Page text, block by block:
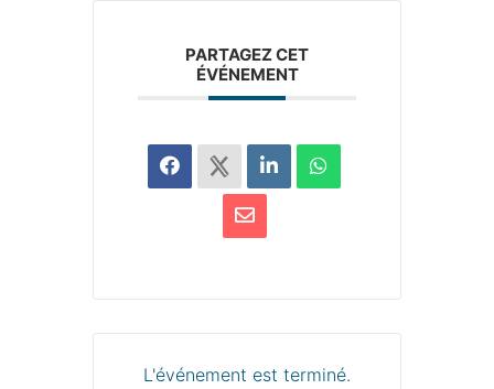
PARTAGEZ CET
ÉVÉNEMENT
L'événement est terminé.